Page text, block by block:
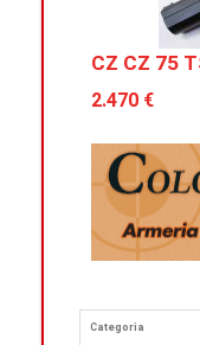
CZ CZ 75
2.470 €
Categoria